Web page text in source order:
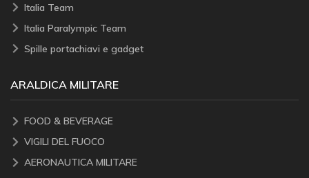
Italia Team
Italia Paralympic Team
Spille portachiavi e gadget
ARALDICA MILITARE
FOOD & BEVERAGE
VIGILI DEL FUOCO
AERONAUTICA MILITARE